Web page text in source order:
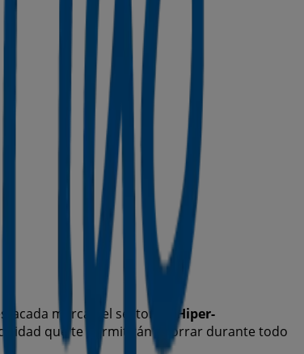
marca del sector de
Hiper-
que te permitirán ahorrar durante todo